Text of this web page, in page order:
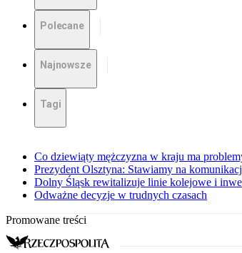
Polecane
Najnowsze
Tagi
Co dziewiąty mężczyzna w kraju ma
Prezydent Olsztyna: Stawiamy na
Dolny Śląsk rewitalizuje linie kolejowe i
Odważne decyzje w trudnych czasach
Promowane treści